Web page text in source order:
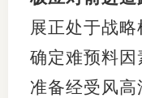
展正处于战
确定难预料因
准备经受风